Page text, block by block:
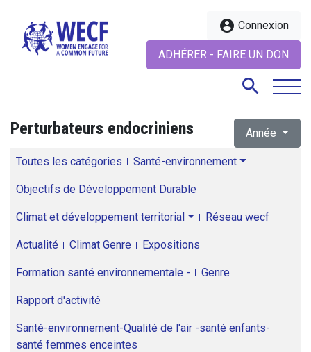
account_circle Connexion
ADHÉRER - FAIRE UN DON
search
Perturbateurs endocriniens Année
Toutes les catégories Santé-environnement
Objectifs de Développement Durable
Climat et développement territorial Réseau wecf
Actualité Climat Genre Expositions
Formation santé environnementale - Genre
Rapport d'activité
Santé-environnement-Qualité de l'air -santé enfants-
santé femmes enceintes